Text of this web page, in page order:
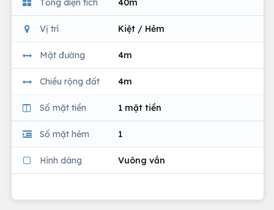
Vị trí Kiệt / Hẻm
Mặt đường 4m
Chiều rộng đất 4m
Số mặt tiền 1 mặt tiền
Số mặt hẻm 1
Hình dáng Vuông vắn